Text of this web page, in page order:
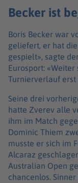
Becker ist
Boris Becker war
geliefert, er hat
gespielt», sagte
Eurosport:
Turnierverlauf erst
Seine drei
hatte Zverev alle
ihm im Match
Dominic Thiem
musste er sich im
Alcaraz
Australian Open
chancenlos.